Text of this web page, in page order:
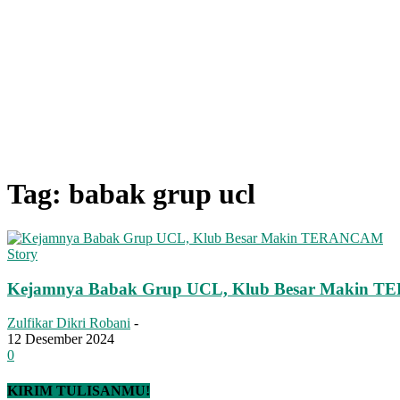
Tag: babak grup ucl
Story
Kejamnya Babak Grup UCL, Klub Besar Makin
Zulfikar Dikri Robani -
12 Desember 2024
0
KIRIM TULISANMU!